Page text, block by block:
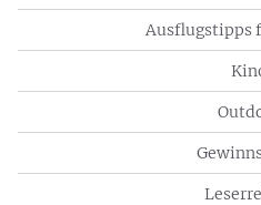
Ausflugstipps